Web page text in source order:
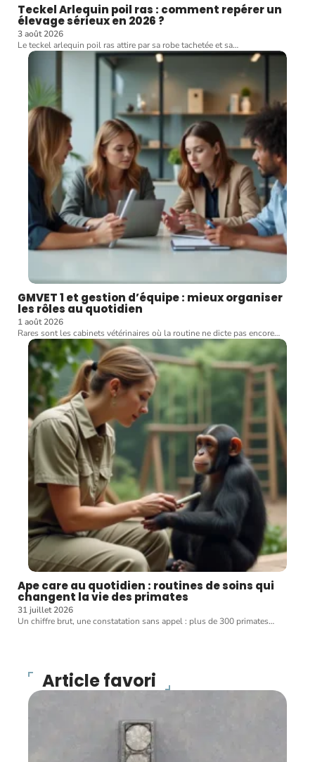
Teckel Arlequin poil ras : comment repérer un
élevage sérieux en 2026 ?
3 août 2026
Le teckel arlequin poil ras attire par sa robe tachetée et sa…
GMVET 1 et gestion d’équipe : mieux organiser
les rôles au quotidien
1 août 2026
Rares sont les cabinets vétérinaires où la routine ne dicte pas encore…
Ape care au quotidien : routines de soins qui
changent la vie des primates
31 juillet 2026
Un chiffre brut, une constatation sans appel : plus de 300 primates…
Article favori